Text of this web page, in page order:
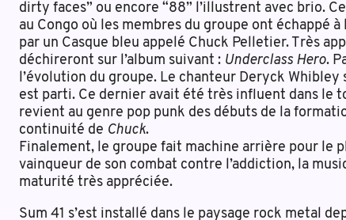
dirty faces” ou encore “88” l’illustrent avec brio.
au Congo où les membres du groupe ont échappé
par un Casque bleu appelé Chuck Pelletier. Très
déchireront sur l’album suivant : Underclass Hero.
l’évolution du groupe. Le chanteur Deryck
est parti. Ce dernier avait été très influent dans le
revient au genre pop punk des débuts de la
continuité de Chuck.
Finalement, le groupe fait machine arrière pour le
vainqueur de son combat contre l’addiction, la
maturité très appréciée.
Sum 41 s’est installé dans le paysage rock metal